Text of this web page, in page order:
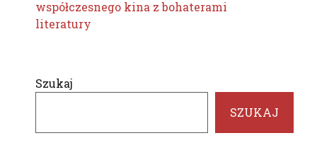
współczesnego kina z bohaterami
literatury
Szukaj
SZUKAJ